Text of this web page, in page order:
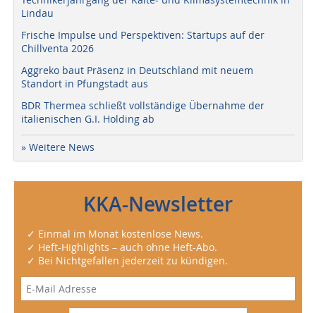
Lindau
Frische Impulse und Perspektiven: Startups auf der
Chillventa 2026
Aggreko baut Präsenz in Deutschland mit neuem
Standort in Pfungstadt aus
BDR Thermea schließt vollständige Übernahme der
italienischen G.I. Holding ab
» Weitere News
KKA-Newsletter
✓ Einmal im Monat kostenlose News.
✓ Heft-Highlights – auch ohne Heft-Abo.
✓ Bei Nichtgefallen jederzeit zu kündigen.